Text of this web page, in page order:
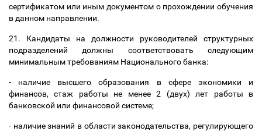
сертификатом или иным документом о прохождении обучения
в данном направлении.
21. Кандидаты на должности руководителей структурных
подразделений должны соответствовать следующим
минимальным требованиям Национального банка:
- наличие высшего образования в сфере экономики и
финансов, стаж работы не менее 2 (двух) лет работы в
банковской или финансовой системе;
- наличие знаний в области законодательства, регулирующего